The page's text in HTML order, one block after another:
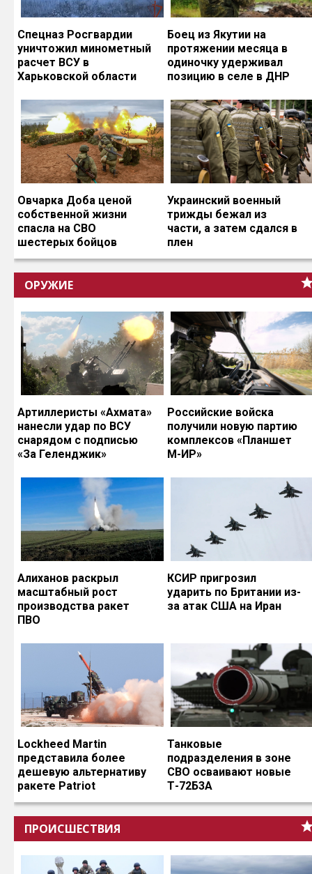
Спецназ Росгвардии
уничтожил минометный
расчет ВСУ в
Харьковской области
Боец из Якутии на
протяжении месяца в
одиночку удерживал
позицию в селе в ДНР
Овчарка Доба ценой
собственной жизни
спасла на СВО
шестерых бойцов
Украинский военный
трижды бежал из
части, а затем сдался в
плен
ОРУЖИЕ
Артиллеристы «Ахмата»
нанесли удар по ВСУ
снарядом с подписью
«За Геленджик»
Российские войска
получили новую партию
комплексов «Планшет
М-ИР»
Алиханов раскрыл
масштабный рост
производства ракет
ПВО
КСИР пригрозил
ударить по Британии из-
за атак США на Иран
Lockheed Martin
представила более
дешевую альтернативу
ракете Patriot
Танковые
подразделения в зоне
СВО осваивают новые
Т-72Б3А
ПРОИСШЕСТВИЯ